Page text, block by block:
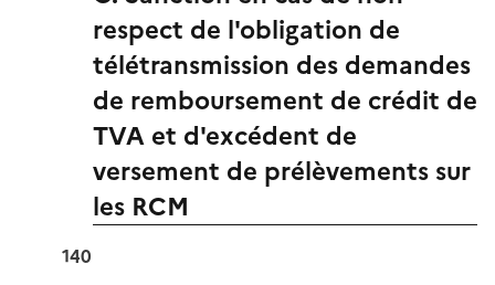
respect de l'obligation de
télétransmission des demandes
de remboursement de crédit de
TVA et d'excédent de
versement de prélèvements sur
les RCM
140